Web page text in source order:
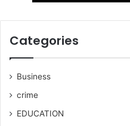
Categories
Business
crime
EDUCATION